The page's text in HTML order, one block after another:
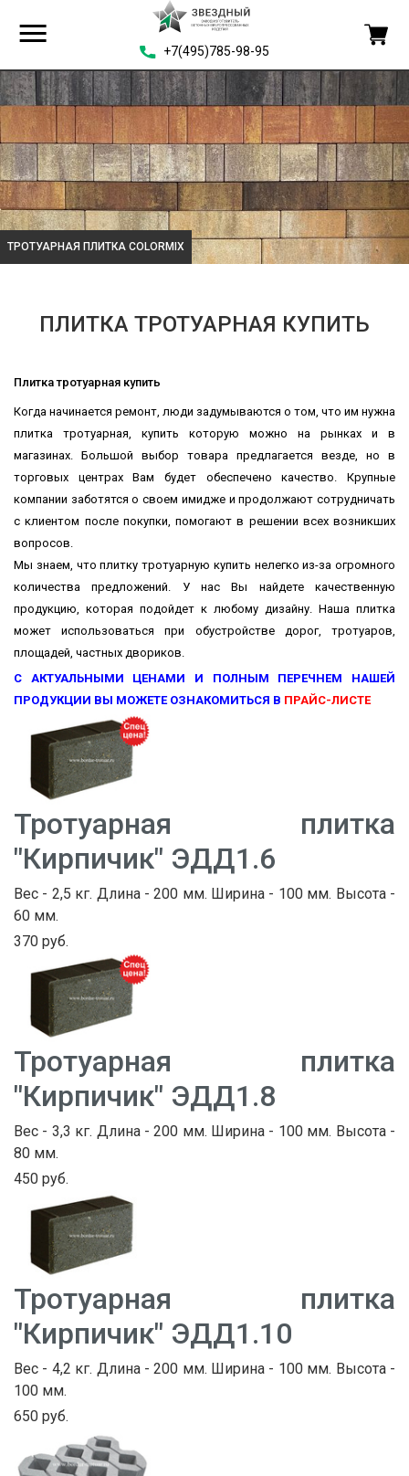
+7(495)785-98-95
ТРОТУАРНАЯ ПЛИТКА COLORMIX
ПЛИТКА ТРОТУАРНАЯ КУПИТЬ
Плитка тротуарная купить
Когда начинается ремонт, люди задумываются о том, что им нужна
плитка тротуарная, купить которую можно на рынках и в
магазинах. Большой выбор товара предлагается везде, но в
торговых центрах Вам будет обеспечено качество. Крупные
компании заботятся о своем имидже и продолжают сотрудничать
с клиентом после покупки, помогают в решении всех возникших
вопросов.
Мы знаем, что плитку тротуарную купить нелегко из-за огромного
количества предложений. У нас Вы найдете качественную
продукцию, которая подойдет к любому дизайну. Наша плитка
может использоваться при обустройстве дорог, тротуаров,
площадей, частных двориков.
С АКТУАЛЬНЫМИ ЦЕНАМИ И ПОЛНЫМ ПЕРЕЧНЕМ НАШЕЙ
ПРОДУКЦИИ ВЫ МОЖЕТЕ ОЗНАКОМИТЬСЯ В ПРАЙС-ЛИСТЕ
Тротуарная плитка
"Кирпичик" ЭДД1.6
Вес - 2,5 кг. Длина - 200 мм. Ширина - 100 мм. Высота -
60 мм.
370 руб.
Тротуарная плитка
"Кирпичик" ЭДД1.8
Вес - 3,3 кг. Длина - 200 мм. Ширина - 100 мм. Высота -
80 мм.
450 руб.
Тротуарная плитка
"Кирпичик" ЭДД1.10
Вес - 4,2 кг. Длина - 200 мм. Ширина - 100 мм. Высота -
100 мм.
650 руб.